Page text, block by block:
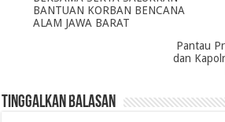
BANTUAN KORBAN BENCANA
ALAM JAWA BARAT
Pantau
dan
Tinggalkan Balasan